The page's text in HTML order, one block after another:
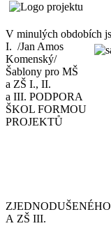
V minulých obdobích
I. /Jan Amos
Komenský/
Šablony pro MŠ
a ZŠ I., II.
a III. PODPORA
ŠKOL FORMOU
PROJEKTŮ
A ZŠ III.